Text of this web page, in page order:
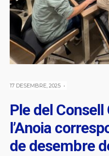
17 DESEMBRE, 2025 •
Ple del
l’Anoia
de desembre